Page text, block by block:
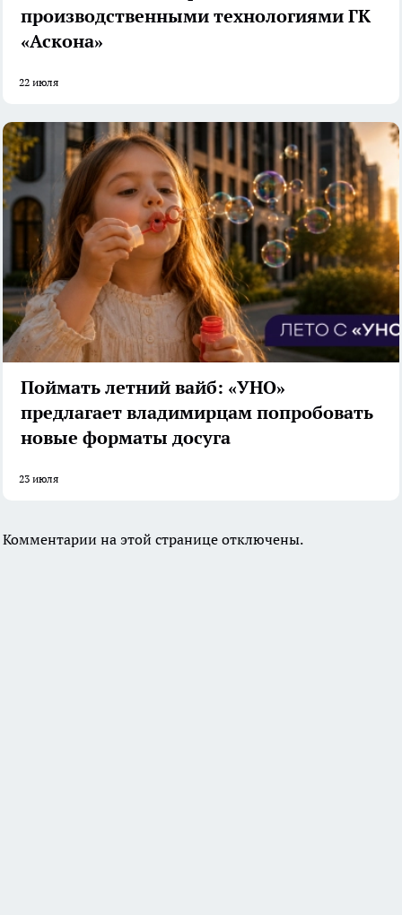
производственными технологиями ГК
«Аскона»
22 июля
Поймать летний вайб: «УНО»
предлагает владимирцам попробовать
новые форматы досуга
23 июля
Комментарии на этой странице отключены.